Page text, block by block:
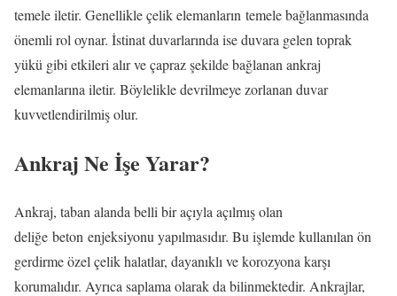
temele iletir. Genellikle çelik elemanların temele bağlanmasında
önemli rol oynar. İstinat duvarlarında ise duvara gelen toprak
yükü gibi etkileri alır ve çapraz şekilde bağlanan ankraj
elemanlarına iletir. Böylelikle devrilmeye zorlanan duvar
kuvvetlendirilmiş olur.
Ankraj Ne İşe Yarar?
Ankraj, taban alanda belli bir açıyla açılmış olan
deliğe beton enjeksiyonu yapılmasıdır. Bu işlemde kullanılan ön
gerdirme özel çelik halatlar, dayanıklı ve korozyona karşı
korumalıdır. Ayrıca saplama olarak da bilinmektedir. Ankrajlar,